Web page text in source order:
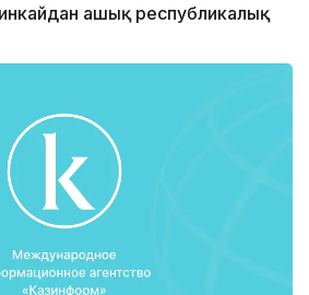
ашық республикалық